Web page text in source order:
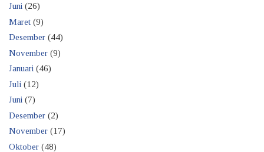
Juni (26)
Maret (9)
Desember (44)
November (9)
Januari (46)
Juli (12)
Juni (7)
Desember (2)
November (17)
Oktober (48)